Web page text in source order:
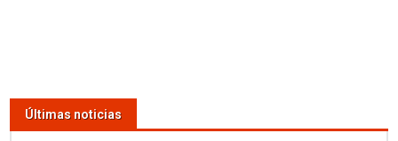
¿Qué corre más: un guepardo
o un Fórmula E? Jéan-Eric
Vergné nos saca de dudas
Últimas noticias